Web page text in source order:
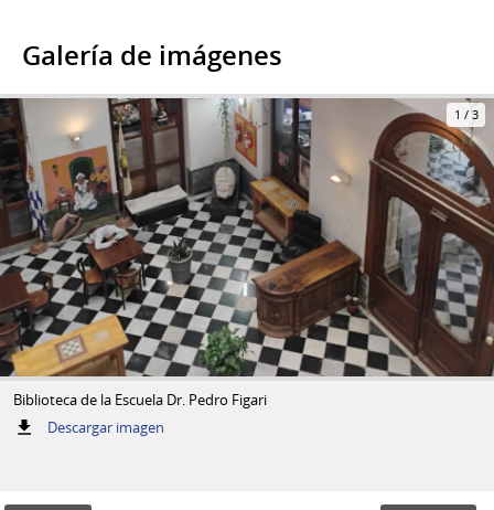
Galería de imágenes
1 / 3
Biblioteca de la Escuela Dr. Pedro Figari
Descargar imagen: